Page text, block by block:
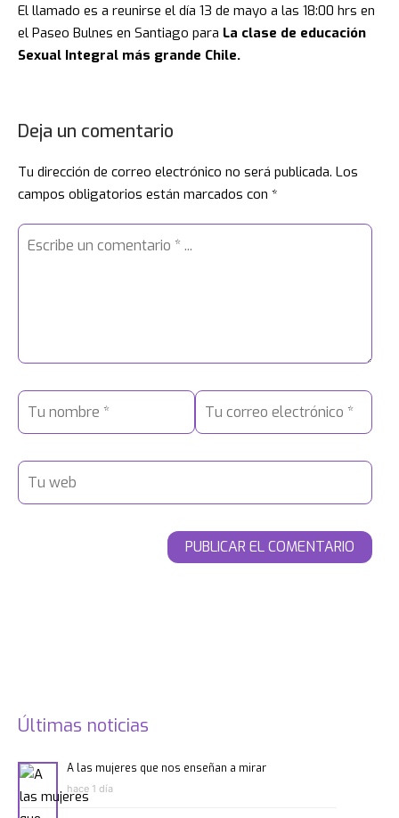
El llamado es a reunirse el día 13 de mayo a las 18:00 hrs en
el Paseo Bulnes en Santiago para La clase de educación
Sexual Integral más grande Chile.
Deja un comentario
Tu dirección de correo electrónico no será publicada. Los
campos obligatorios están marcados con *
Últimas noticias
A las mujeres que nos enseñan a mirar
hace 1 día